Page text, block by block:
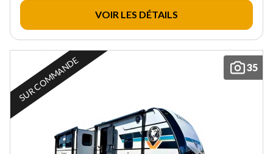
VOIR LES DÉTAILS
35
SUR COMMANDE